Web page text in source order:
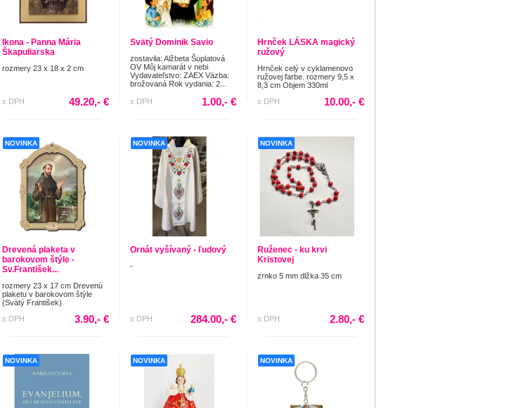
Ikona - Panna Mária
Škapuliarska
rozmery 23 x 18 x 2 cm
s DPH 49.20,- €
Svätý Dominik Savio
zostavila: Alžbeta Šuplatová
OV Môj kamarát v nebi
Vydavateľstvo: ZAEX Väzba:
brožovaná Rok vydania: 2...
s DPH 1.00,- €
Hrnček LÁSKA magický
ružový
Hrnček celý v cyklamenovo
ružovej farbe. rozmery 9,5 x
8,3 cm Objem 330ml
s DPH
10.00,- €
NOVINKA
Drevená plaketa v
barokovom štýle -
Sv.František...
rozmery 23 x 17 cm Drevenú
plaketu v barokovom štýle
(Svätý František)
s DPH
3.90,- €
NOVINKA
Ornát vyšívaný - ľudový
-
s DPH 284.00,- €
NOVINKA
Ruženec - ku krvi
Kristovej
zrnko 5 mm dlžka 35 cm
s DPH 2.80,- €
NOVINKA NOVINKA NOVINKA